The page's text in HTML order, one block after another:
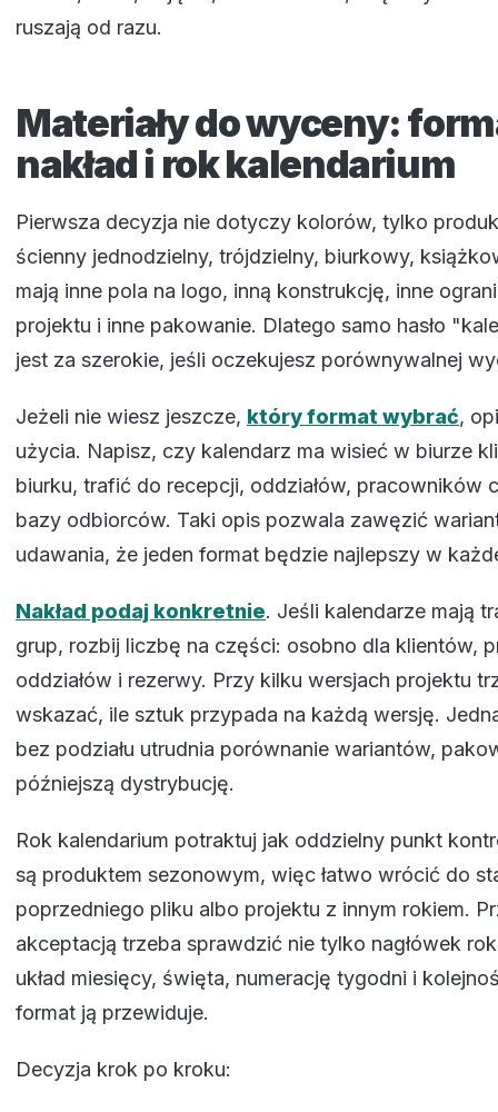
ruszają od razu.
Materiały do wyceny:
nakład i rok kalendarium
Pierwsza decyzja nie dotyczy kolorów, tylko
ścienny jednodzielny, trójdzielny, biurkowy,
mają inne pola na logo, inną konstrukcję, inne
projektu i inne pakowanie. Dlatego samo hasło
jest za szerokie, jeśli oczekujesz porównywalnej
Jeżeli nie wiesz jeszcze, który format wybrać,
użycia. Napisz, czy kalendarz ma wisieć w biurze
biurku, trafić do recepcji, oddziałów, pracowników
bazy odbiorców. Taki opis pozwala zawęzić
udawania, że jeden format będzie najlepszy w
Nakład podaj konkretnie. Jeśli kalendarze mają
grup, rozbij liczbę na części: osobno dla klientów,
oddziałów i rezerwy. Przy kilku wersjach projektu
wskazać, ile sztuk przypada na każdą wersję.
bez podziału utrudnia porównanie wariantów,
późniejszą dystrybucję.
Rok kalendarium potraktuj jak oddzielny punkt
są produktem sezonowym, więc łatwo wrócić do
poprzedniego pliku albo projektu z innym rokiem.
akceptacją trzeba sprawdzić nie tylko nagłówek
układ miesięcy, święta, numerację tygodni i
format ją przewiduje.
Decyzja krok po kroku: